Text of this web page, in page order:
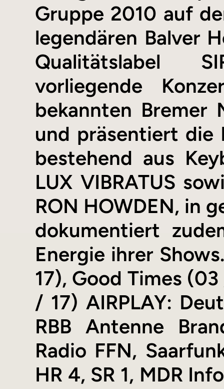
Gruppe 2010 auf
legendären Balver
Qualitätslabel
vorliegende
bekannten Bremer
und präsentiert die
bestehend aus
LUX VIBRATUS
RON HOWDEN, in
dokumentiert
Energie ihrer
17), Good Times
/ 17) AIRPLAY:
RBB Antenne
Radio FFN,
HR 4, SR 1, MDR